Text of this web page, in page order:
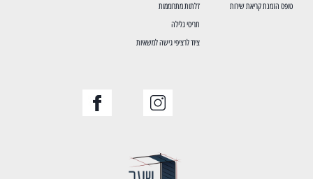
טופס הזמנת קריאת שירות
דלתות מתרוממות
תריסי גלילה
ציוד לרציפי גישה למשאיות